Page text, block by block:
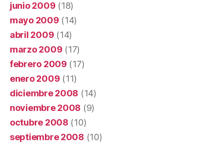
junio 2009 (18)
mayo 2009 (14)
abril 2009 (14)
marzo 2009 (17)
febrero 2009 (17)
enero 2009 (11)
diciembre 2008 (14)
noviembre 2008 (9)
octubre 2008 (10)
septiembre 2008 (10)